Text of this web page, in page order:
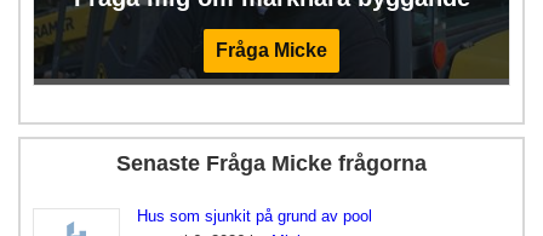
Fråga Micke
Senaste Fråga Micke frågorna
Hus som sjunkit på grund av pool